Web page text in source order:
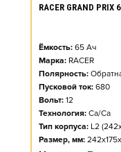
RACER GRAND
Ёмкость: 65 Ач
Марка: RACER
Полярность:
Пусковой ток: 680
Вольт: 12
Технология: Ca/Ca
Тип корпуса: L2
Размер, мм: